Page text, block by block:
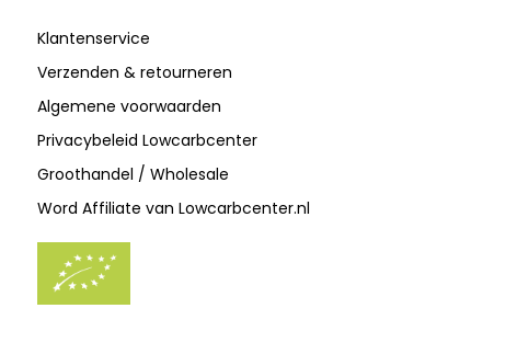
Klantenservice
Verzenden & retourneren
Algemene voorwaarden
Privacybeleid Lowcarbcenter
Groothandel / Wholesale
Word Affiliate van Lowcarbcenter.nl